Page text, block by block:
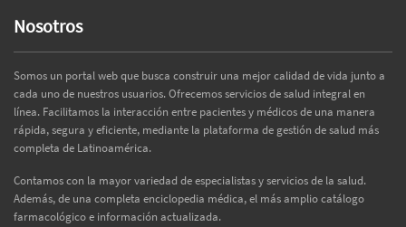
Nosotros
Somos un portal web que busca construir una mejor calidad de vida junto a
cada uno de nuestros usuarios. Ofrecemos servicios de salud integral en
línea. Facilitamos la interacción entre pacientes y médicos de una manera
rápida, segura y eficiente, mediante la plataforma de gestión de salud más
completa de Latinoamérica.
Contamos con la mayor variedad de especialistas y servicios de la salud.
Además, de una completa enciclopedia médica, el más amplio catálogo
farmacológico e información actualizada.